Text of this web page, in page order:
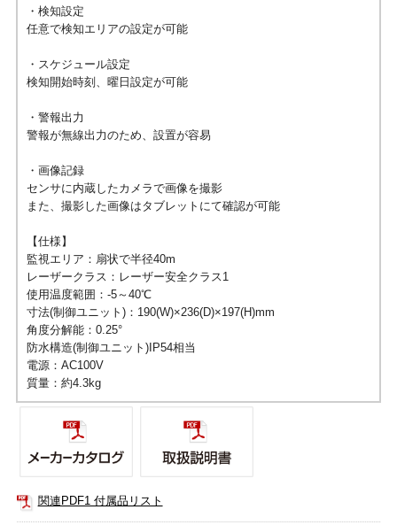
・検知設定
任意で検知エリアの設定が可能
・スケジュール設定
検知開始時刻、曜日設定が可能
・警報出力
警報が無線出力のため、設置が容易
・画像記録
センサに内蔵したカメラで画像を撮影
また、撮影した画像はタブレットにて確認が可能
【仕様】
監視エリア：扇状で半径40m
レーザークラス：レーザー安全クラス1
使用温度範囲：-5～40℃
寸法(制御ユニット)：190(W)×236(D)×197(H)mm
角度分解能：0.25°
防水構造(制御ユニット)IP54相当
電源：AC100V
質量：約4.3kg
関連PDF1 付属品リスト